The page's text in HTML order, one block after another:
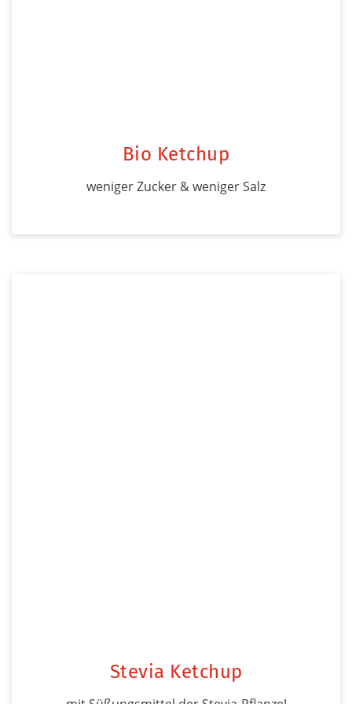
Bio Ketchup
weniger Zucker & weniger Salz
Stevia Ketchup